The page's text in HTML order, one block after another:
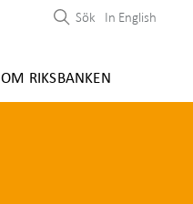
OM RIKSBANKEN
Sök In English